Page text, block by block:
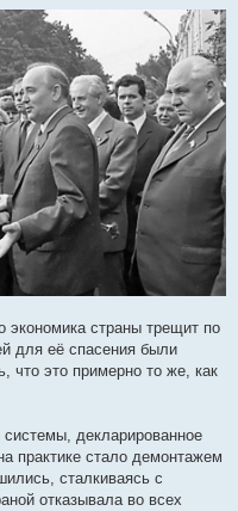
экономика страны трещит по
для её спасения были
что это примерно то же, как
декларированное
практике стало демонтажем
сталкиваясь с
отказывала во всех